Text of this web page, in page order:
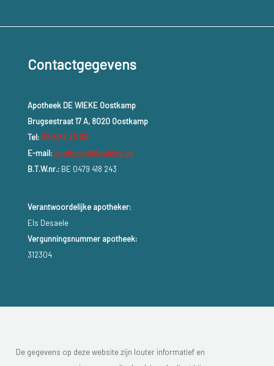
Contactgegevens
Apotheek DE WIEKE Oostkamp
Brugsestraat 17 A, 8020 Oostkamp
Tel: 050/82 28 83
E-mail: apotheek@dewieke.be
B.T.W.nr.:BE 0479 418 243
Verantwoordelijke apotheker:
Els Desaele
Vergunningsnummer apotheek:
312304
De gegevens op deze website zijn louter informatief en